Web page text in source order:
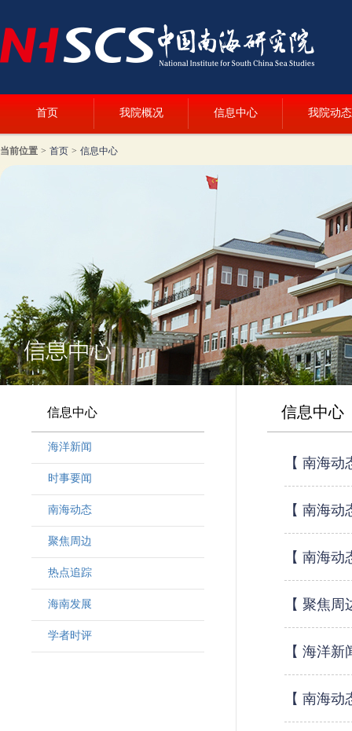
首页 我院概况 信息中心 我院动态
当前位置 > 首页 > 信息中心
信息中心
海洋新闻
时事要闻
南海动态
聚焦周边
热点追踪
海南发展
学者时评
信息中心
【 南海
【 南海
【 南海
【 聚焦
【 海洋
【 南海